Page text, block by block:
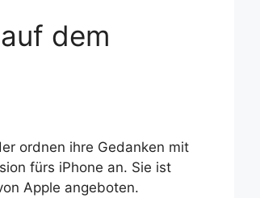
dem
ordnen ihre Gedanken mit
fürs iPhone an. Sie ist
Apple angeboten.